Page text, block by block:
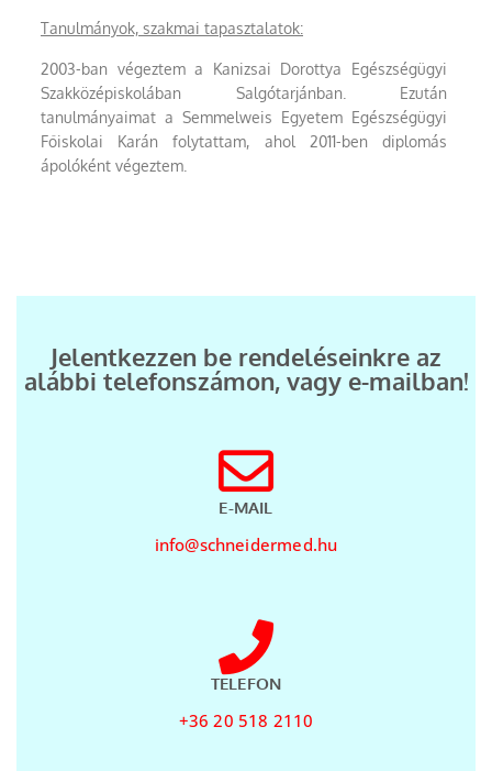
Tanulmányok, szakmai tapasztalatok:
2003-ban végeztem a Kanizsai Dorottya Egészségügyi
Szakközépiskolában Salgótarjánban. Ezután
tanulmányaimat a Semmelweis Egyetem Egészségügyi
Főiskolai Karán folytattam, ahol 2011-ben diplomás
ápolóként végeztem.
Jelentkezzen be rendeléseinkre az
alábbi telefonszámon, vagy e-mailban!
E-MAIL
info@schneidermed.hu
TELEFON
+36 20 518 2110